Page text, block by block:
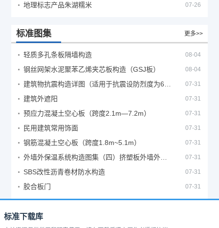
地理标志产品朱湖糯米 07-26
标准图集 更多>>
轻质多孔条板隔墙构造 08-04
钢丝网架水泥聚苯乙烯夹芯板构造（GSJ板） 08-04
07-31
建筑外遮阳 07-31
预应力混凝土空心板（跨度2.1m—7.2m） 07-31
民用建筑常用饰面 07-31
钢筋混凝土空心板（跨度1.8m~5.1m） 07-31
07-31
SBS改性沥青卷材防水构造 07-31
胶合板门 07-31
标准下载库